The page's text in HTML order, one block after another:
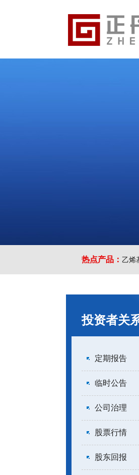
热点产品：乙烯
投资者关
定期报告
临时公告
公司治理
股票行情
股东回报